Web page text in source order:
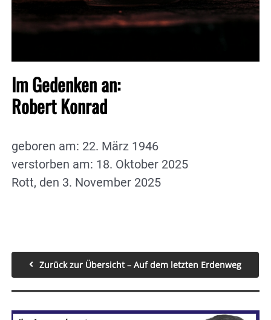
Im Gedenken an:
Robert Konrad
geboren am: 22. März 1946
verstorben am: 18. Oktober 2025
Rott, den 3. November 2025
Zurück zur Übersicht – Auf dem letzten Erdenweg